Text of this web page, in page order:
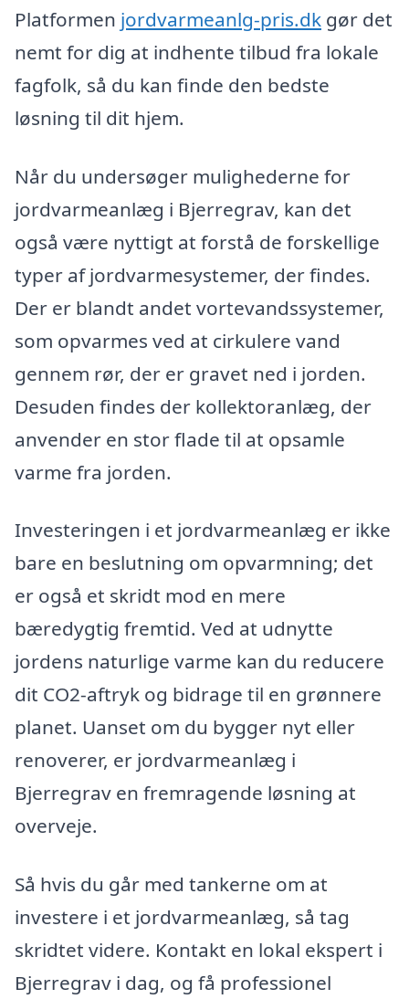
Platformen jordvarmeanlg-pris.dk gør det
nemt for dig at indhente tilbud fra lokale
fagfolk, så du kan finde den bedste
løsning til dit hjem.
Når du undersøger mulighederne for
jordvarmeanlæg i Bjerregrav, kan det
også være nyttigt at forstå de forskellige
typer af jordvarmesystemer, der findes.
Der er blandt andet vortevandssystemer,
som opvarmes ved at cirkulere vand
gennem rør, der er gravet ned i jorden.
Desuden findes der kollektoranlæg, der
anvender en stor flade til at opsamle
varme fra jorden.
Investeringen i et jordvarmeanlæg er ikke
bare en beslutning om opvarmning; det
er også et skridt mod en mere
bæredygtig fremtid. Ved at udnytte
jordens naturlige varme kan du reducere
dit CO2-aftryk og bidrage til en grønnere
planet. Uanset om du bygger nyt eller
renoverer, er jordvarmeanlæg i
Bjerregrav en fremragende løsning at
overveje.
Så hvis du går med tankerne om at
investere i et jordvarmeanlæg, så tag
skridtet videre. Kontakt en lokal ekspert i
Bjerregrav i dag, og få professionel